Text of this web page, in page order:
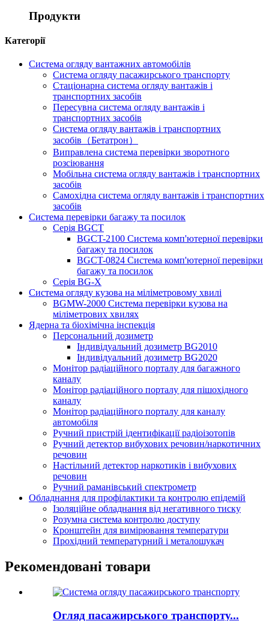
Продукти
Категорії
Система огляду вантажних автомобілів
Система огляду пасажирського транспорту
Стаціонарна система огляду вантажів і
транспортних засобів
Пересувна система огляду вантажів і
транспортних засобів
Система огляду вантажів і транспортних
засобів（Бетатрон）
Виправлена ​​система перевірки зворотного
розсіювання
Мобільна система огляду вантажів і транспортних
засобів
Самохідна система огляду вантажів і транспортних
засобів
Система перевірки багажу та посилок
Серія BGCT
BGCT-2100 Система комп'ютерної перевірки
багажу та посилок
BGCT-0824 Система комп'ютерної перевірки
багажу та посилок
Серія BG-X
Система огляду кузова на міліметровому хвилі
BGMW-2000 Система перевірки кузова на
міліметрових хвилях
Ядерна та біохімічна інспекція
Персональний дозиметр
Індивідуальний дозиметр BG2010
Індивідуальний дозиметр BG2020
Монітор радіаційного порталу для багажного
каналу
Монітор радіаційного порталу для пішохідного
каналу
Монітор радіаційного порталу для каналу
автомобіля
Ручний пристрій ідентифікації радіоізотопів
Ручний детектор вибухових речовин/наркотичних
речовин
Настільний детектор наркотиків і вибухових
речовин
Ручний раманівський спектрометр
Обладнання для профілактики та контролю епідемій
Ізоляційне обладнання від негативного тиску
Розумна система контролю доступу
Кронштейн для вимірювання температури
Прохідний температурний і металошукач
Рекомендовані товари
Огляд пасажирського транспорту...